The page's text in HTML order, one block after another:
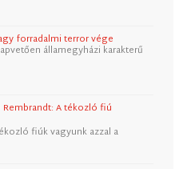
forradalmi terror vége
államegyházi karakterű
Rembrandt: A tékozló fiú
fiúk vagyunk azzal a